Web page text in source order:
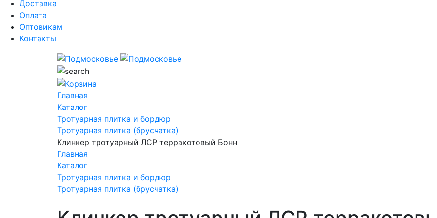
Доставка
Оплата
Оптовикам
Контакты
Главная
Каталог
Тротуарная плитка и бордюр
Тротуарная плитка (брусчатка)
Клинкер тротуарный ЛСР терракотовый Бонн
Главная
Каталог
Тротуарная плитка и бордюр
Тротуарная плитка (брусчатка)